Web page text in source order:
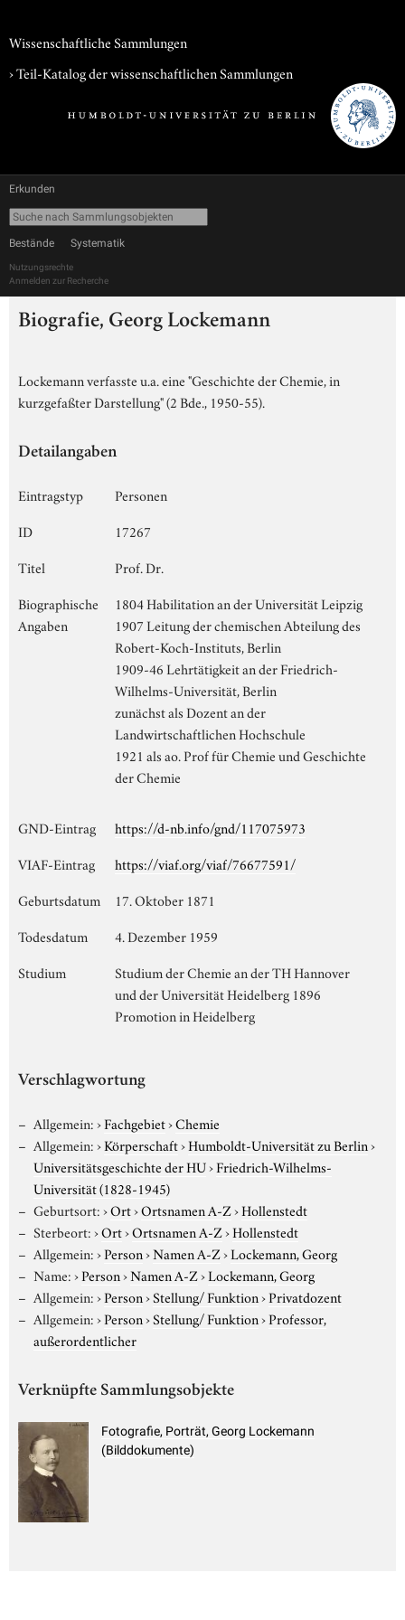
Wissenschaftliche Sammlungen
› Teil-Katalog der wissenschaftlichen Sammlungen
Erkunden
Bestände Systematik
Nutzungsrechte
Anmelden zur Recherche
Biografie, Georg Lockemann
Lockemann verfasste u.a. eine "Geschichte der Chemie, in
kurzgefaßter Darstellung" (2 Bde., 1950-55).
Detailangaben
Eintragstyp
Personen
ID
17267
Titel
Prof. Dr.
Biographische
Angaben
1804 Habilitation an der Universität Leipzig
1907 Leitung der chemischen Abteilung des
Robert-Koch-Instituts, Berlin
1909-46 Lehrtätigkeit an der Friedrich-
Wilhelms-Universität, Berlin
zunächst als Dozent an der
Landwirtschaftlichen Hochschule
1921 als ao. Prof für Chemie und Geschichte
der Chemie
GND-Eintrag
https://d-nb.info/gnd/117075973
VIAF-Eintrag
https://viaf.org/viaf/76677591/
Geburtsdatum
17. Oktober 1871
Todesdatum
4. Dezember 1959
Studium
Studium der Chemie an der TH Hannover
und der Universität Heidelberg 1896
Promotion in Heidelberg
Verschlagwortung
Allgemein:›Fachgebiet›Chemie
Allgemein:›Körperschaft›Humboldt-Universität zu Berlin›
Universitätsgeschichte der HU›Friedrich-Wilhelms-
Universität (1828-1945)
Geburtsort:›Ort›Ortsnamen A-Z›Hollenstedt
Sterbeort:›Ort›Ortsnamen A-Z›Hollenstedt
Allgemein:›Person›Namen A-Z›Lockemann, Georg
Name:›Person›Namen A-Z›Lockemann, Georg
Allgemein:›Person›Stellung/ Funktion›Privatdozent
Allgemein:›Person›Stellung/ Funktion›Professor,
außerordentlicher
Verknüpfte Sammlungsobjekte
Fotografie, Porträt, Georg Lockemann
(Bilddokumente)